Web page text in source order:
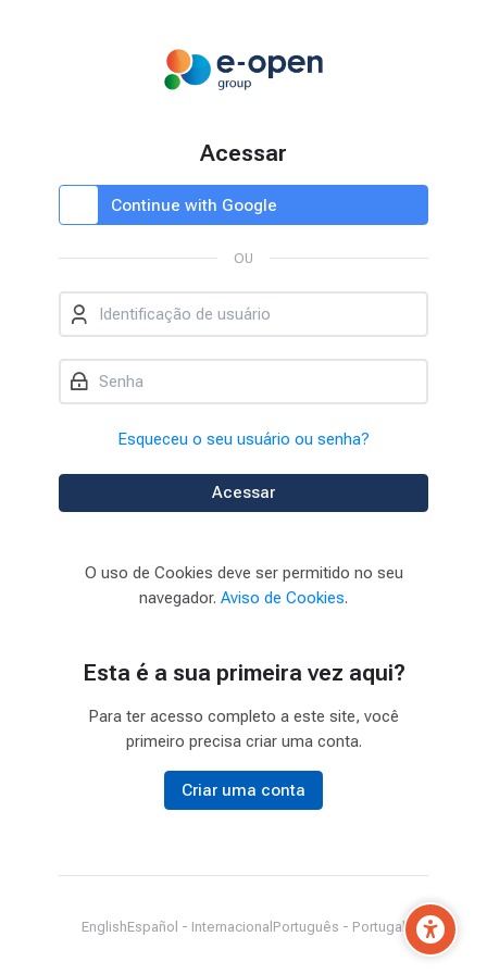
Acessar
Avançar para criar nova conta
Autenticar usando sua conta em:
Continue with Google
OU
Identificação de usuário
Senha
Esqueceu o seu usuário ou senha?
Acessar
O uso de Cookies deve ser permitido no seu
navegador. Aviso de Cookies.
Esta é a sua primeira vez aqui?
Para ter acesso completo a este site, você
primeiro precisa criar uma conta.
Criar uma conta
EnglishEspañol - Internacional Português - Portugal